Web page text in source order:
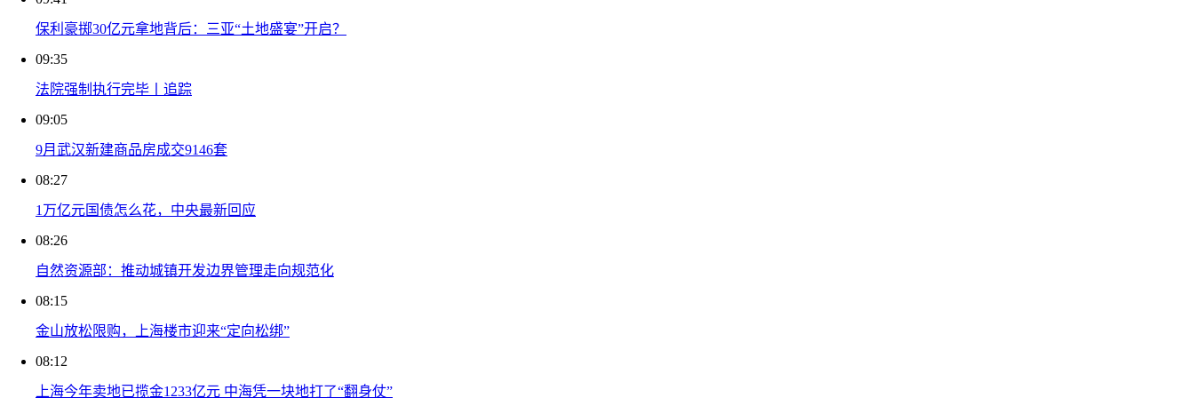
保利豪掷30亿元拿地背后：三亚“土地盛宴”开启？
09:35
法院强制执行完毕丨追踪
09:05
9月武汉新建商品房成交9146套
08:27
1万亿元国债怎么花，中央最新回应
08:26
自然资源部：推动城镇开发边界管理走向规范化
08:15
金山放松限购，上海楼市迎来“定向松绑”
08:12
上海今年卖地已揽金1233亿元 中海凭一块地打了“翻身仗”